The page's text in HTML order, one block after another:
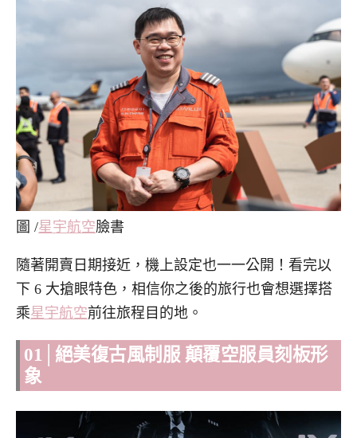
圖 /星宇航空臉書
隨著開賣日期接近，機上設定也一一公開！看完以
下 6 大搶眼特色，相信你之後的旅行也會想選擇搭
乘星宇航空前往旅程目的地。
01│絕美復古風制服 顛覆空服員刻板形
象